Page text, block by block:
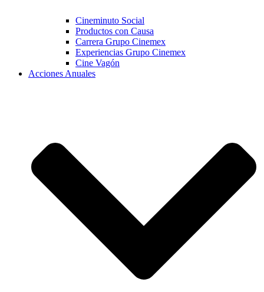
Cineminuto Social
Productos con Causa
Carrera Grupo Cinemex
Experiencias Grupo Cinemex
Cine Vagón
Acciones Anuales